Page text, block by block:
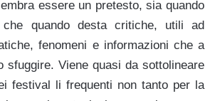
essere un pretesto, sia quando
quando desta critiche, utili ad
fenomeni e informazioni che a
sfuggire. Viene quasi da sottolineare
festival li frequenti non tanto per la